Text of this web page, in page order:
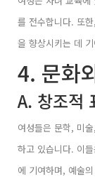
를 전수합니다. 또
을 향상시키는 데
4. 문화
A. 창조적
여성들은 문학, 미
하고 있습니다. 이
에 기여하며, 예술